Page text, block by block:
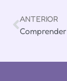
ANTERIOR